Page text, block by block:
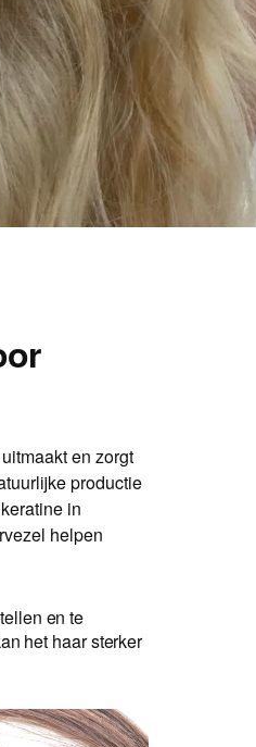
en zorgt
productie
in
helpen
en te
het haar sterker